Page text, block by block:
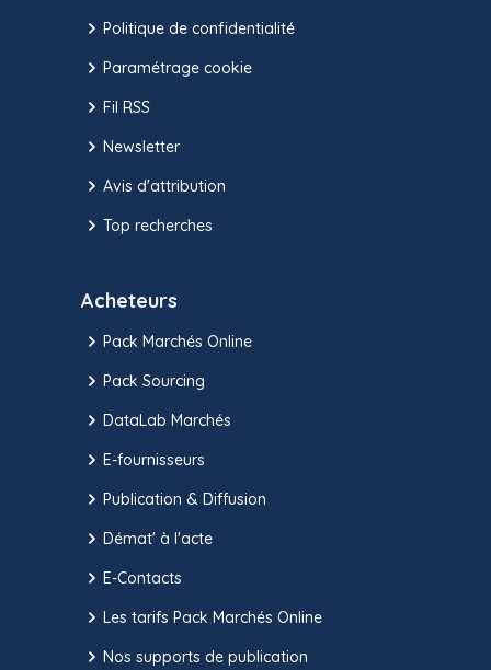
Politique de confidentialité
Paramétrage cookie
Fil RSS
Newsletter
Avis d'attribution
Top recherches
Acheteurs
Pack Marchés Online
Pack Sourcing
DataLab Marchés
E-fournisseurs
Publication & Diffusion
Démat' à l'acte
E-Contacts
Les tarifs Pack Marchés Online
Nos supports de publication